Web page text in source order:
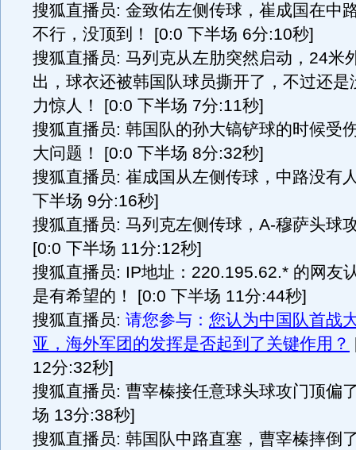
搜狐直播员: 金致佑左侧传球，崔成国在中
不行，没顶到！ [0:0 下半场 6分:10秒]
搜狐直播员: 马列克从左肋突然启动，24米
出，球衣还被韩国队球员撕开了，不过还是
力惊人！ [0:0 下半场 7分:11秒]
搜狐直播员: 韩国队的孙大镐铲球的时候受
大问题！ [0:0 下半场 8分:32秒]
搜狐直播员: 崔成国从左侧传球，中路没有
下半场 9分:16秒]
搜狐直播员: 马列克左侧传球，A-穆萨头球
[0:0 下半场 11分:12秒]
搜狐直播员: IP地址：220.195.62.* 的网友
是有希望的！ [0:0 下半场 11分:44秒]
搜狐直播员: 请您参与： 您认为中国队首战
亚，海外军团的发挥是否起到了关键作用？
12分:32秒]
搜狐直播员: 曹宰榛接任意球头球攻门顶偏
场 13分:38秒]
搜狐直播员: 韩国队中路直塞，曹宰榛摔倒